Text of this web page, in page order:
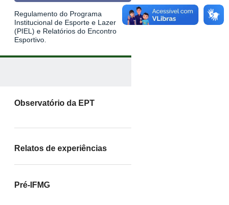
Regulamento do Programa
Institucional de Esporte e Lazer
(PIEL) e Relatórios do Encontro
Esportivo.
Observatório da EPT
Relatos de experiências
Pré-IFMG